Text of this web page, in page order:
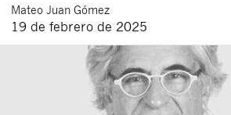
Mateo Juan Gómez
19 de febrero de 2025